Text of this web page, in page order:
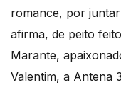
romance, por
afirma, de peito
Marante,
Valentim, a Antena